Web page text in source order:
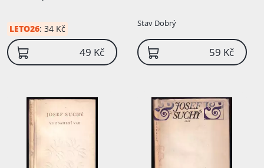
LETO26: 34 Kč
49 Kč
Stav Dobrý
59 Kč